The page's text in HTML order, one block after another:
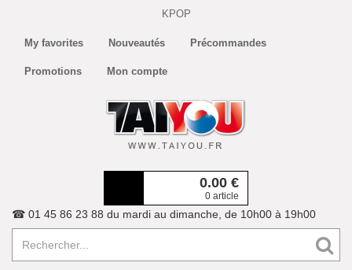
KPOP
My favorites Nouveautés Précommandes
Promotions Mon compte
0.00 €
0 article
☎ 01 45 86 23 88 du mardi au dimanche, de 10h00 à 19h00